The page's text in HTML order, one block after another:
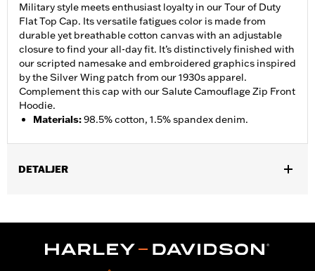
Military style meets enthusiast loyalty in our Tour of Duty
Flat Top Cap. Its versatile fatigues color is made from
durable yet breathable cotton canvas with an adjustable
closure to find your all-day fit. It’s distinctively finished with
our scripted namesake and embroidered graphics inspired
by the Silver Wing patch from our 1930s apparel.
Complement this cap with our Salute Camouflage Zip Front
Hoodie.
Materials:98.5% cotton, 1.5% spandex denim.
DETALJER
WARRANTY:2 year limited warranty - Go towww.h-
Imported